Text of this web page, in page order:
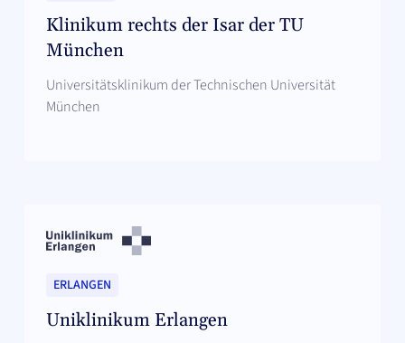
Klinikum rechts der Isar der TU
München
Universitätsklinikum der Technischen Universität
München
ERLANGEN
Uniklinikum Erlangen